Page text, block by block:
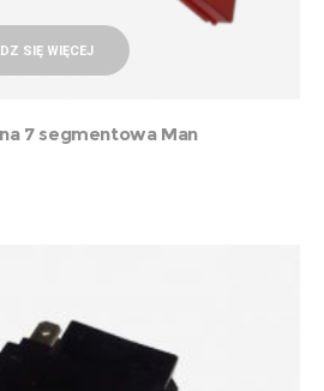
SIĘ WIĘCEJ
7 segmentowa Man